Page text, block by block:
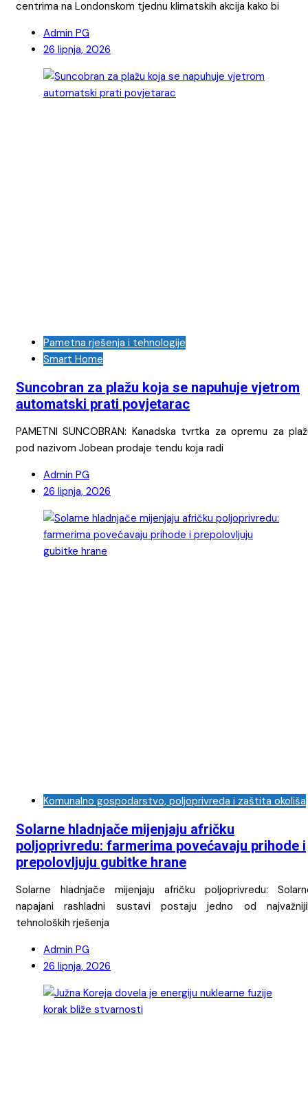
centrima na Londonskom tjednu klimatskih akcija kako bi
Admin PG
26 lipnja, 2026
Pametna rješenja i tehnologije
Smart Home
Suncobran za plažu koja se napuhuje vjetrom
automatski prati povjetarac
PAMETNI SUNCOBRAN: Kanadska tvrtka za opremu za
pod nazivom Jobean prodaje tendu koja radi
Admin PG
26 lipnja, 2026
Komunalno gospodarstvo, poljoprivreda i zaštita okoliša
Solarne hladnjače mijenjaju afričku
poljoprivredu: farmerima povećavaju prihode i
prepolovljuju gubitke hrane
Solarne hladnjače mijenjaju afričku poljoprivredu:
napajani rashladni sustavi postaju jedno od
tehnoloških rješenja
Admin PG
26 lipnja, 2026